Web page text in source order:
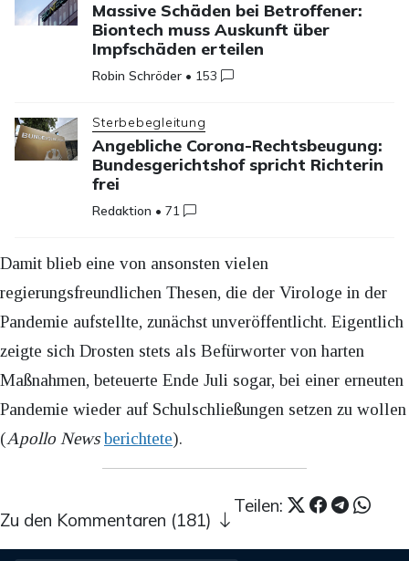
Massive Schäden bei Betroffener:
Biontech muss Auskunft über
Impfschäden erteilen
Robin Schröder • 153
Sterbebegleitung
Angebliche Corona-Rechtsbeugung:
Bundesgerichtshof spricht Richterin
frei
Redaktion •71
Damit blieb eine von ansonsten vielen
regierungsfreundlichen Thesen, die der Virologe in der
Pandemie aufstellte, zunächst unveröffentlicht. Eigentlich
zeigte sich Drosten stets als Befürworter von harten
Maßnahmen, beteuerte Ende Juli sogar, bei einer erneuten
Pandemie wieder auf Schulschließungen setzen zu wollen
(Apollo News berichtete).
Teilen:
Zu den Kommentaren (181)